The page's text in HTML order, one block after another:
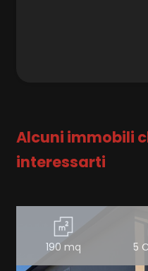
Alcuni immobili
interessarti
190 mq 5